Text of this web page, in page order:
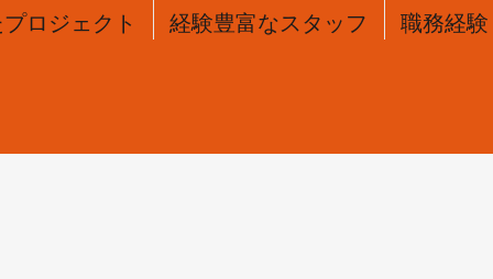
ロジェクト
経験豊富なスタッフ
職務経験